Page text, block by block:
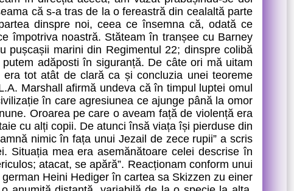
că s-a tras de la o fereastră din cealaltă parte
dinspre noi, ceea ce însemna că, odată ce
împotriva noastră. Stăteam în tranșee cu Barney
pușcașii marini din Regimentul 22; dinspre colibă
adăposti în siguranță. De câte ori mă uitam
tot atât de clară ca și concluzia unei teoreme
Marshall afirmă undeva că în timpul luptei omul
în care agresiunea ce ajunge până la omor
Oroarea pe care o aveam față de violență era
cu alți copii. De atunci însă viața își pierduse din
nimic în fața unui Jezail de zece rupii” a scris
Situația mea era asemănătoare celei descrise în
atacat, se apără”. Reacționam conform unui
Heini Hediger în cartea sa Skizzen zu einer